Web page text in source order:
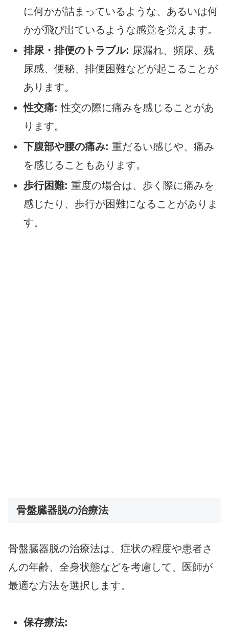
に何かが詰まっているような、あるいは何
かが飛び出ているような感覚を覚えます。
排尿・排便のトラブル: 尿漏れ、頻尿、残
尿感、便秘、排便困難などが起こることが
あります。
性交痛: 性交の際に痛みを感じることがあ
ります。
下腹部や腰の痛み: 重だるい感じや、痛み
を感じることもあります。
歩行困難: 重度の場合は、歩く際に痛みを
感じたり、歩行が困難になることがありま
す。
骨盤臓器脱の治療法
骨盤臓器脱の治療法は、症状の程度や患者さ
んの年齢、全身状態などを考慮して、医師が
最適な方法を選択します。
保存療法: